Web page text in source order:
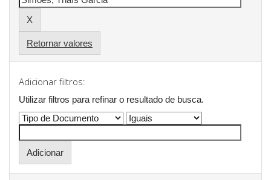
Retornar valores
Adicionar filtros:
Utilizar filtros para refinar o resultado de busca.